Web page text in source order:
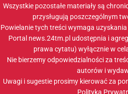
Wszystkie pozostałe materiały są
przysługują poszczególnym
Powielanie tych treści wymaga
Portal news.24tm.pl udostępnia i
prawa cytatu) wyłącznie w
Nie bierzemy odpowiedzialności za
autorów i
Uwagi i sugestie prosimy kierować za
Polityka